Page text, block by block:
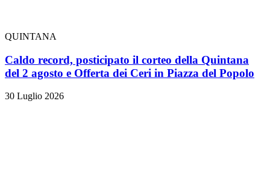
QUINTANA
Caldo record, posticipato il corteo della Quintana
del 2 agosto e Offerta dei Ceri in Piazza del Popolo
30 Luglio 2026